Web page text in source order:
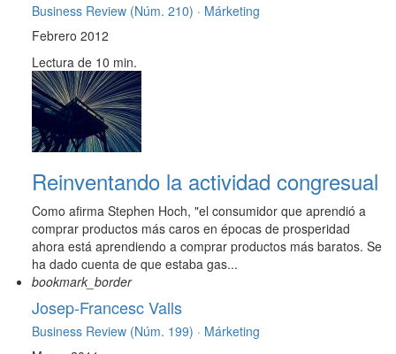
Business Review (Núm. 210) · Márketing
Febrero 2012
Lectura de 10 min.
Reinventando la actividad congresual
Como afirma Stephen Hoch, "el consumidor que aprendió a
comprar productos más caros en épocas de prosperidad
ahora está aprendiendo a comprar productos más baratos. Se
ha dado cuenta de que estaba gas...
bookmark_border
Josep-Francesc Valls
Business Review (Núm. 199) · Márketing